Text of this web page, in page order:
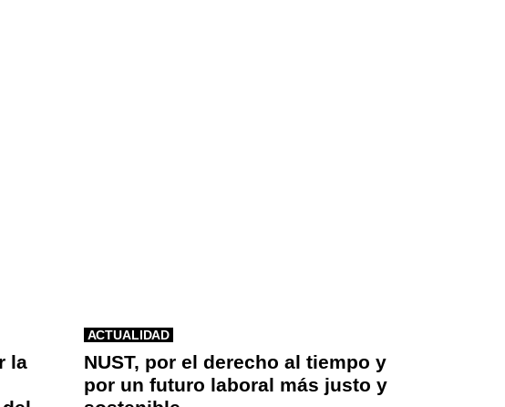
la
ACTUALIDAD
NUST, por el derecho al tiempo y
por un futuro laboral más justo y